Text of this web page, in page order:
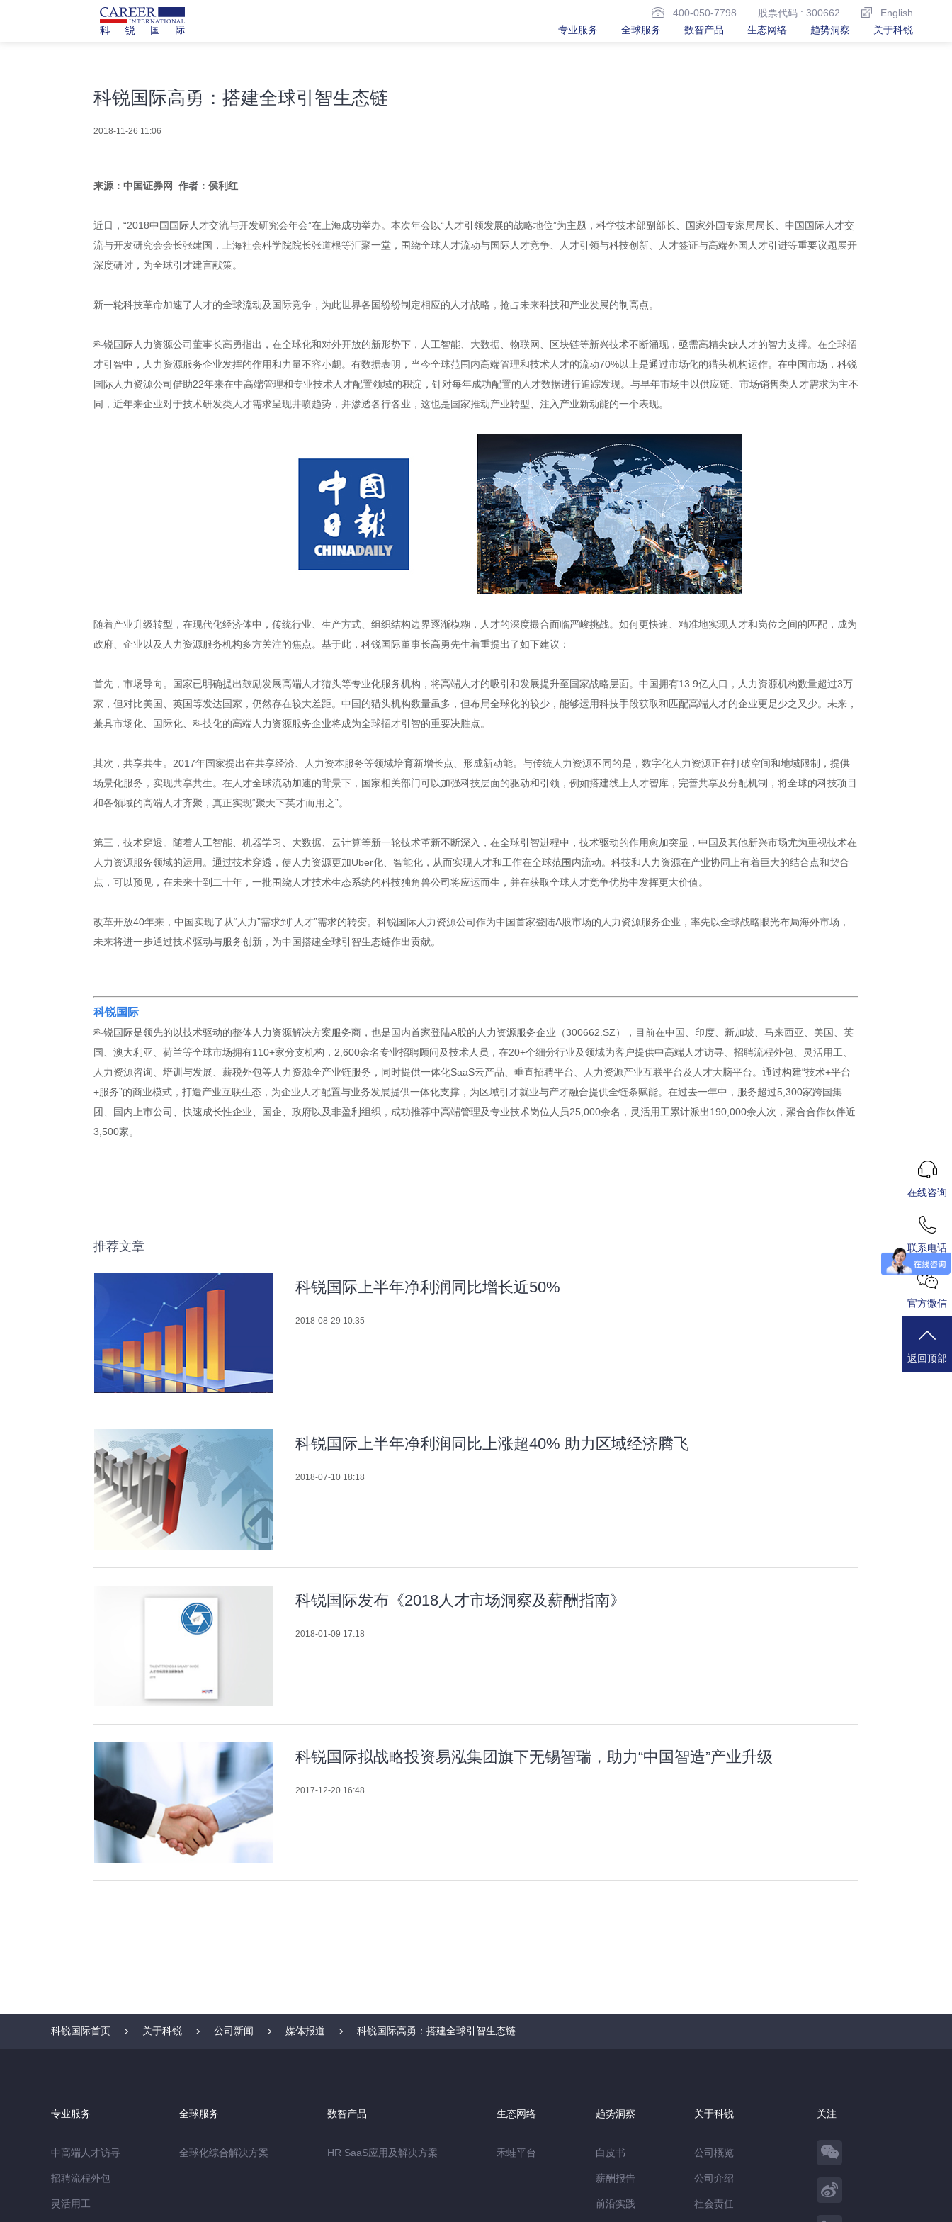
400-050-7798 股票代码 : 300662
English
专业服务
全球服务 数智产品 生态网络 趋势洞察 关于科锐
科锐国际高勇：搭建全球引智生态链
2018-11-26 11:06
来源：中国证券网 作者：侯利红
近日，“2018中国国际人才交流与开发研究会年会”在上海成功举办。本次年会以“人才引领发展的战略地位”为主题，科学技术部副部长、国家外国专家局局长、中国国际人才交
流与开发研究会会长张建国，上海社会科学院院长张道根等汇聚一堂，围绕全球人才流动与国际人才竞争、人才引领与科技创新、人才签证与高端外国人才引进等重要议题展开
深度研讨，为全球引才建言献策。
新一轮科技革命加速了人才的全球流动及国际竞争，为此世界各国纷纷制定相应的人才战略，抢占未来科技和产业发展的制高点。
科锐国际人力资源公司董事长高勇指出，在全球化和对外开放的新形势下，人工智能、大数据、物联网、区块链等新兴技术不断涌现，亟需高精尖缺人才的智力支撑。在全球招
才引智中，人力资源服务企业发挥的作用和力量不容小觑。有数据表明，当今全球范围内高端管理和技术人才的流动70%以上是通过市场化的猎头机构运作。在中国市场，科锐
国际人力资源公司借助22年来在中高端管理和专业技术人才配置领域的积淀，针对每年成功配置的人才数据进行追踪发现。与早年市场中以供应链、市场销售类人才需求为主不
同，近年来企业对于技术研发类人才需求呈现井喷趋势，并渗透各行各业，这也是国家推动产业转型、注入产业新动能的一个表现。
随着产业升级转型，在现代化经济体中，传统行业、生产方式、组织结构边界逐渐模糊，人才的深度撮合面临严峻挑战。如何更快速、精准地实现人才和岗位之间的匹配，成为
政府、企业以及人力资源服务机构多方关注的焦点。基于此，科锐国际董事长高勇先生着重提出了如下建议：
首先，市场导向。国家已明确提出鼓励发展高端人才猎头等专业化服务机构，将高端人才的吸引和发展提升至国家战略层面。中国拥有13.9亿人口，人力资源机构数量超过3万
家，但对比美国、英国等发达国家，仍然存在较大差距。中国的猎头机构数量虽多，但布局全球化的较少，能够运用科技手段获取和匹配高端人才的企业更是少之又少。未来，
兼具市场化、国际化、科技化的高端人力资源服务企业将成为全球招才引智的重要决胜点。
其次，共享共生。2017年国家提出在共享经济、人力资本服务等领域培育新增长点、形成新动能。与传统人力资源不同的是，数字化人力资源正在打破空间和地域限制，提供
场景化服务，实现共享共生。在人才全球流动加速的背景下，国家相关部门可以加强科技层面的驱动和引领，例如搭建线上人才智库，完善共享及分配机制，将全球的科技项目
和各领域的高端人才齐聚，真正实现“聚天下英才而用之”。
第三，技术穿透。随着人工智能、机器学习、大数据、云计算等新一轮技术革新不断深入，在全球引智进程中，技术驱动的作用愈加突显，中国及其他新兴市场尤为重视技术在
人力资源服务领域的运用。通过技术穿透，使人力资源更加Uber化、智能化，从而实现人才和工作在全球范围内流动。科技和人力资源在产业协同上有着巨大的结合点和契合
点，可以预见，在未来十到二十年，一批围绕人才技术生态系统的科技独角兽公司将应运而生，并在获取全球人才竞争优势中发挥更大价值。
改革开放40年来，中国实现了从“人力”需求到“人才”需求的转变。科锐国际人力资源公司作为中国首家登陆A股市场的人力资源服务企业，率先以全球战略眼光布局海外市场，
未来将进一步通过技术驱动与服务创新，为中国搭建全球引智生态链作出贡献。
科锐国际
科锐国际是领先的以技术驱动的整体人力资源解决方案服务商，也是国内首家登陆A股的人力资源服务企业（300662.SZ），目前在中国、印度、新加坡、马来西亚、美国、英
国、澳大利亚、荷兰等全球市场拥有110+家分支机构，2,600余名专业招聘顾问及技术人员，在20+个细分行业及领域为客户提供中高端人才访寻、招聘流程外包、灵活用工、
人力资源咨询、培训与发展、薪税外包等人力资源全产业链服务，同时提供一体化SaaS云产品、垂直招聘平台、人力资源产业互联平台及人才大脑平台。通过构建“技术+平台
+服务”的商业模式，打造产业互联生态，为企业人才配置与业务发展提供一体化支撑，为区域引才就业与产才融合提供全链条赋能。在过去一年中，服务超过5,300家跨国集
团、国内上市公司、快速成长性企业、国企、政府以及非盈利组织，成功推荐中高端管理及专业技术岗位人员25,000余名，灵活用工累计派出190,000余人次，聚合合作伙伴近
3,500家。
推荐文章
科锐国际上半年净利润同比增长近50%
2018-08-29 10:35
科锐国际上半年净利润同比上涨超40% 助力区域经济腾飞
2018-07-10 18:18
科锐国际发布《2018人才市场洞察及薪酬指南》
2018-01-09 17:18
科锐国际拟战略投资易泓集团旗下无锡智瑞，助力“中国智造”产业升级
2017-12-20 16:48
科锐国际首页 关于科锐 公司新闻 媒体报道 科锐国际高勇：搭建全球引智生态链
专业服务
中高端人才访寻
招聘流程外包
灵活用工
全球服务
全球化综合解决方案
数智产品
HR SaaS应用及解决方案
生态网络
禾蛙平台
趋势洞察
白皮书
薪酬报告
前沿实践
关于科锐
公司概览
公司介绍
社会责任
关注
在线咨询
联系电话
官方微信
返回顶部